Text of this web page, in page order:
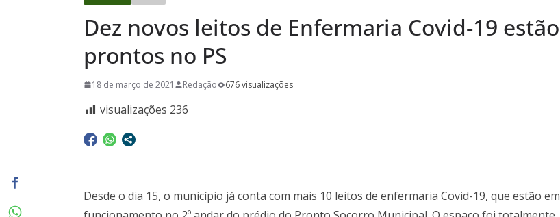
Conhecimento e Cidadania:
pela Escola do Legislativo
Dez novos leitos de Enfermaria Covid-19 estão
prontos no PS
18 de março de 2021 Redação 676 visualizações
visualizações 236
Desde o dia 15, o município já conta com mais 10 leitos de enfermaria Covid-19, que estão em